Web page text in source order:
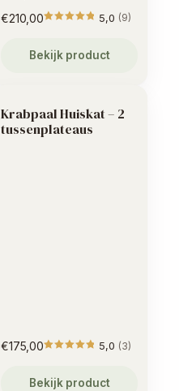
€210,00 5,0 (9)
Bekijk product
Krabpaal Huiskat – 2
tussenplateaus
€175,00 5,0 (3)
Bekijk product